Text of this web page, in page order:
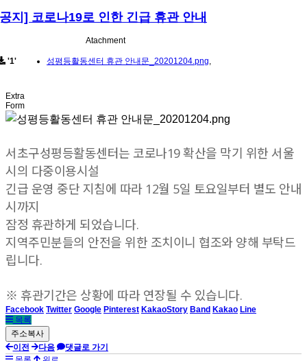
지] 코로나19로 인한 긴급 휴관 안내
Atachment
'1' 성평등활동센터 휴관 안내문_20201204.png,
Extra
Form
서초구성평등활동센터는 코로나19 확산을 막기 위한 서울
시의 다중이용시설
긴급 운영 중단 지침에 따라 12월 5일 토요일부터 별도 안내
시까지
잠정 휴관하게 되었습니다.
지역주민분들의 안전을 위한 조치이니 협조와 양해 부탁드
립니다.
※ 휴관기간은 상황에 따라 연장될 수 있습니다.
Facebook Twitter Google Pinterest KakaoStory Band Kakao Line
목록
이전 다음
댓글로 가기